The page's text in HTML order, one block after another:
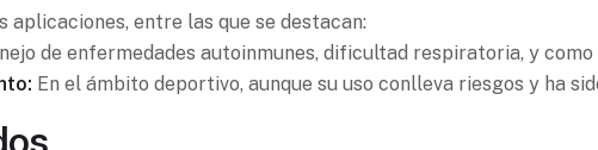
aplicaciones, entre las que se destacan:
de enfermedades autoinmunes, dificultad respiratoria, y
En el ámbito deportivo, aunque su uso conlleva riesgos y ha